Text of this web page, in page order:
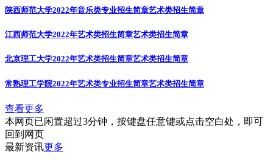
陕西师范大学2022年音乐类专业招生简章艺术类招生简章
江西师范大学2022年艺术类招生简章艺术类招生简章
北京理工大学2022年艺术类招生简章艺术类招生简章
常熟理工学院2022年艺术类专业招生简章艺术类招生简章
查看更多
本网页已闲置超过3分钟，按键盘任意键或点击空白处，即可
回到网页
最新资讯更多